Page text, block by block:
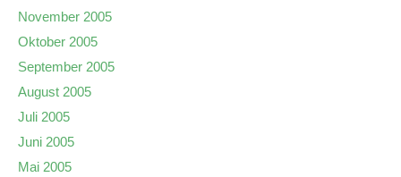
November 2005
Oktober 2005
September 2005
August 2005
Juli 2005
Juni 2005
Mai 2005